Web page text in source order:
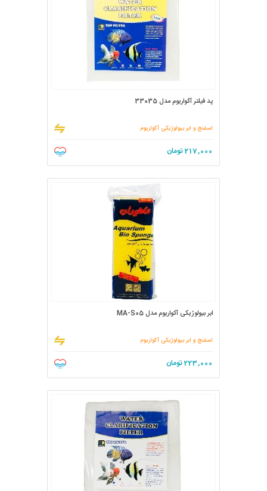
پد فیلتر آکواریوم مدل 33035
اسفنج و ابر بیولوژیکی آکواریوم
217,000تومان
ابر بیولوژیکی آکواریوم مدل MA-S05
اسفنج و ابر بیولوژیکی آکواریوم
223,000تومان